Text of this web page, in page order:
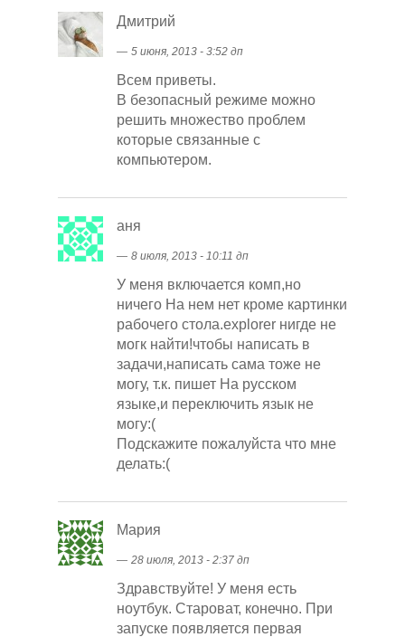
Дмитрий
― 5 июня, 2013 - 3:52 дп
Всем приветы.
В безопасный режиме можно
решить множество проблем
которые связанные с
компьютером.
аня
― 8 июля, 2013 - 10:11 дп
У меня включается комп,но
ничего На нем нет кроме картинки
рабочего стола.explorer нигде не
могк найти!чтобы написать в
задачи,написать сама тоже не
могу, т.к. пишет На русском
языке,и переключить язык не
могу:(
Подскажите пожалуйста что мне
делать:(
Мария
― 28 июля, 2013 - 2:37 дп
Здравствуйте! У меня есть
ноутбук. Староват, конечно. При
запуске появляется первая